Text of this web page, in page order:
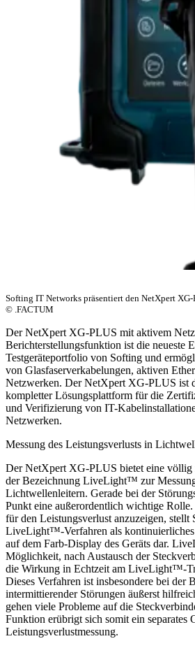
Softing IT Networks präsentiert den NetXpert XG-
© .FACTUM
Der NetXpert XG-PLUS mit aktivem
Berichterstellungsfunktion ist die neueste
Testgeräteportfolio von Softing und
von Glasfaserverkabelungen, aktiven
Netzwerken. Der NetXpert XG-PLUS ist
kompletter Lösungsplattform für die
und Verifizierung von IT-
Netzwerken.
Messung des Leistungsverlusts in
Der NetXpert XG-PLUS bietet eine völlig
der Bezeichnung LiveLight™ zur
Lichtwellenleitern. Gerade bei der
Punkt eine außerordentlich wichtige
für den Leistungsverlust anzuzeigen, stellt
LiveLight™-Verfahren als
auf dem Farb-Display des Geräts dar.
Möglichkeit, nach Austausch der
die Wirkung in Echtzeit am LiveLight™-
Dieses Verfahren ist insbesondere bei der
intermittierender Störungen äußerst
gehen viele Probleme auf die
Funktion erübrigt sich somit ein separates
Leistungsverlustmessung.